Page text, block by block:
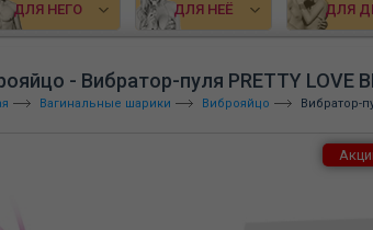
ДЛЯ НЕГО ДЛЯ НЕЁ ДЛЯ
- Вибратор-пуля PRETTY LOVE
Вагинальные шарики Виброяйцо Вибратор-